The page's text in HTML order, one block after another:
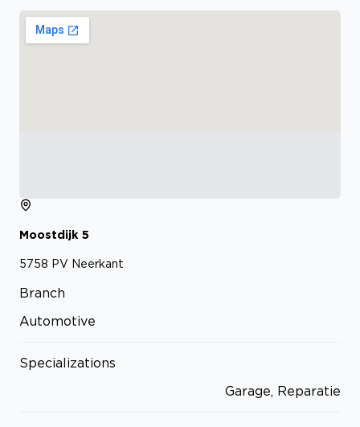
Moostdijk 5
5758 PV Neerkant
Branch
Automotive
Specializations
Garage, Reparatie